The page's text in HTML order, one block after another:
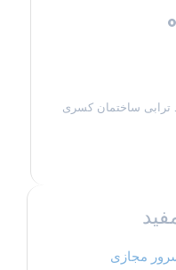
ساختمان کسری
مجازی